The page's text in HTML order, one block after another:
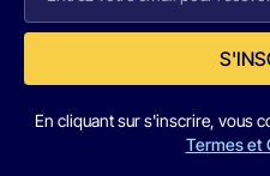
En cliquant sur s'inscrire, vous
Termes et